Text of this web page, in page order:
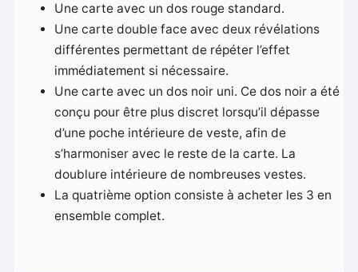
Une carte avec un dos rouge standard.
Une carte double face avec deux révélations
différentes permettant de répéter l’effet
immédiatement si nécessaire.
Une carte avec un dos noir uni. Ce dos noir a été
conçu pour être plus discret lorsqu’il dépasse
d’une poche intérieure de veste, afin de
s’harmoniser avec le reste de la carte. La
doublure intérieure de nombreuses vestes.
La quatrième option consiste à acheter les 3 en
ensemble complet.